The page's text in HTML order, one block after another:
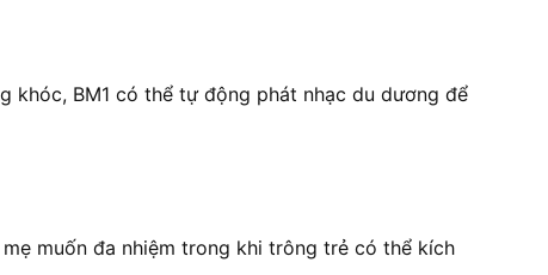
khóc, BM1 có thể tự động phát nhạc du dương để
muốn đa nhiệm trong khi trông trẻ có thể kích